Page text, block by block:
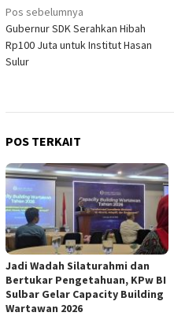
Navigasi
pos
Pos sebelumnya
Gubernur SDK Serahkan Hibah
Rp100 Juta untuk Institut Hasan
Sulur
POS TERKAIT
Jadi Wadah Silaturahmi dan
Bertukar Pengetahuan, KPw BI
Sulbar Gelar Capacity Building
Wartawan 2026